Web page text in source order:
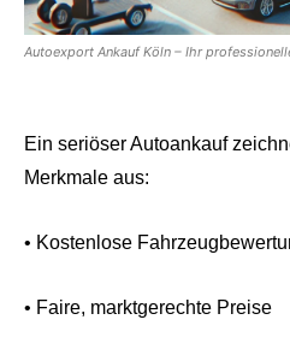
Autoexport Ankauf Köln – Ihr
Ein seriöser Autoankauf
Merkmale aus:
• Kostenlose
• Faire, marktgerechte Preise